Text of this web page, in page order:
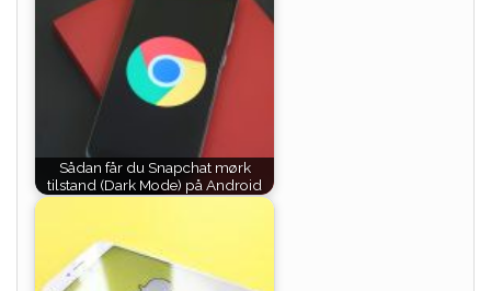
Sådan får du Snapchat mørk
tilstand (Dark Mode) på Android